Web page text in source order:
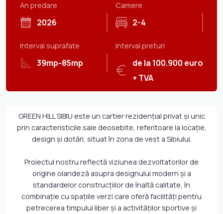
An predare
2026
Camere
2-4
Interval suprafate
39mp-85mp
Interval preturi
de la 100.900 euro
+ TVA
GREEN HILL SIBIU este un cartier rezidenţial privat şi unic
prin caracteristicile sale deosebite, referitoare la locaţie,
design şi dotări, situat în zona de vest a Sibiului.
Proiectul nostru reflectă viziunea dezvoltatorilor de
origine olandeză asupra designului modern şi a
standardelor construcţiilor de înaltă calitate, în
combinaţie cu spaţiile verzi care oferă facilităţi pentru
petrecerea timpului liber şi a activităţilor sportive şi